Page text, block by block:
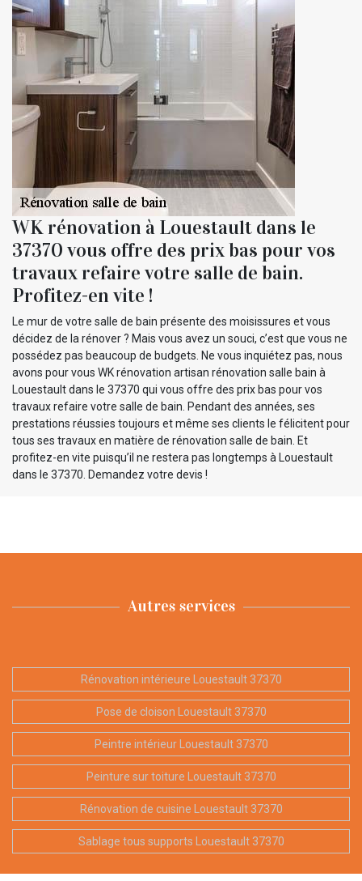
WK rénovation à Louestault dans le
37370 vous offre des prix bas pour vos
travaux refaire votre salle de bain.
Profitez-en vite !
Le mur de votre salle de bain présente des moisissures et vous
décidez de la rénover ? Mais vous avez un souci, c’est que vous ne
possédez pas beaucoup de budgets. Ne vous inquiétez pas, nous
avons pour vous WK rénovation artisan rénovation salle bain à
Louestault dans le 37370 qui vous offre des prix bas pour vos
travaux refaire votre salle de bain. Pendant des années, ses
prestations réussies toujours et même ses clients le félicitent pour
tous ses travaux en matière de rénovation salle de bain. Et
profitez-en vite puisqu’il ne restera pas longtemps à Louestault
dans le 37370. Demandez votre devis !
Autres services
Rénovation intérieure Louestault 37370
Pose de cloison Louestault 37370
Peintre intérieur Louestault 37370
Peinture sur toiture Louestault 37370
Rénovation de cuisine Louestault 37370
Sablage tous supports Louestault 37370